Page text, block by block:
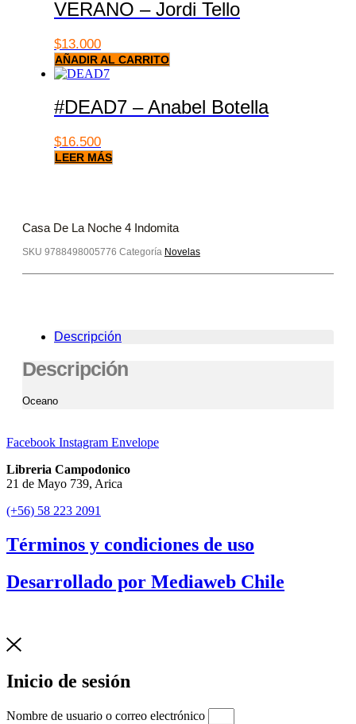
VERANO – Jordi Tello
$13.000
AÑADIR AL CARRITO
#DEAD7 – Anabel Botella
$16.500
LEER MÁS
Casa De La Noche 4 Indomita
SKU 9788498005776 Categoría Novelas
Descripción
Descripción
Oceano
Facebook Instagram Envelope
Libreria Campodonico
21 de Mayo 739, Arica
(+56) 58 223 2091
Términos y condiciones de uso
Desarrollado por Mediaweb Chile
Inicio de sesión
Nombre de usuario o correo electrónico